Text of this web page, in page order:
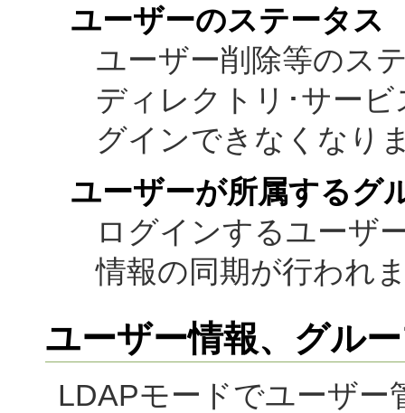
ユーザーのステータス
ユーザー削除等のス
ディレクトリ･サー
グインできなくなり
ユーザーが所属するグ
ログインするユーザ
情報の同期が行われ
ユーザー情報、グル
LDAPモードでユーザー